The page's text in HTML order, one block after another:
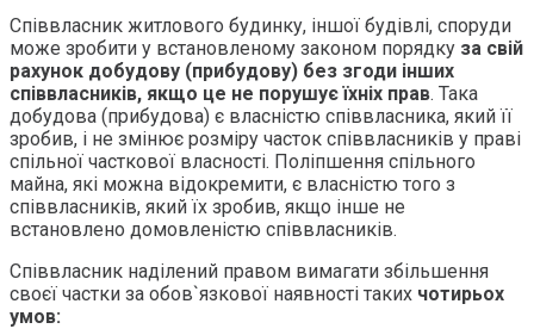
Співвласник житлового будинку, іншої будівлі, споруди
може зробити у встановленому законом порядку за свій
рахунок добудову (прибудову) без згоди інших
співвласників, якщо це не порушує їхніх прав. Така
добудова (прибудова) є власністю співвласника, який її
зробив, і не змінює розміру часток співвласників у праві
спільної часткової власності. Поліпшення спільного
майна, які можна відокремити, є власністю того з
співвласників, який їх зробив, якщо інше не
встановлено домовленістю співвласників.
Співвласник наділений правом вимагати збільшення
своєї частки за обов`язкової наявності таких чотирьох
умов: